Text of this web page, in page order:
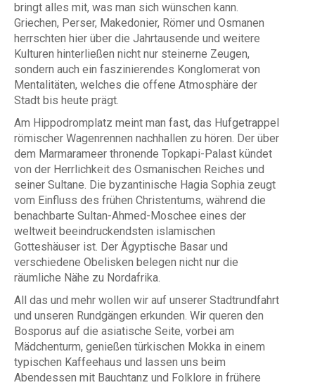
bringt alles mit, was man sich wünschen kann.
Griechen, Perser, Makedonier, Römer und Osmanen
herrschten hier über die Jahrtausende und weitere
Kulturen hinterließen nicht nur steinerne Zeugen,
sondern auch ein faszinierendes Konglomerat von
Mentalitäten, welches die offene Atmosphäre der
Stadt bis heute prägt.
Am Hippodromplatz meint man fast, das Hufgetrappel
römischer Wagenrennen nachhallen zu hören. Der über
dem Marmarameer thronende Topkapi-Palast kündet
von der Herrlichkeit des Osmanischen Reiches und
seiner Sultane. Die byzantinische Hagia Sophia zeugt
vom Einfluss des frühen Christentums, während die
benachbarte Sultan-Ahmed-Moschee eines der
weltweit beeindruckendsten islamischen
Gotteshäuser ist. Der Ägyptische Basar und
verschiedene Obelisken belegen nicht nur die
räumliche Nähe zu Nordafrika.
All das und mehr wollen wir auf unserer Stadtrundfahrt
und unseren Rundgängen erkunden. Wir queren den
Bosporus auf die asiatische Seite, vorbei am
Mädchenturm, genießen türkischen Mokka in einem
typischen Kaffeehaus und lassen uns beim
Abendessen mit Bauchtanz und Folklore in frühere